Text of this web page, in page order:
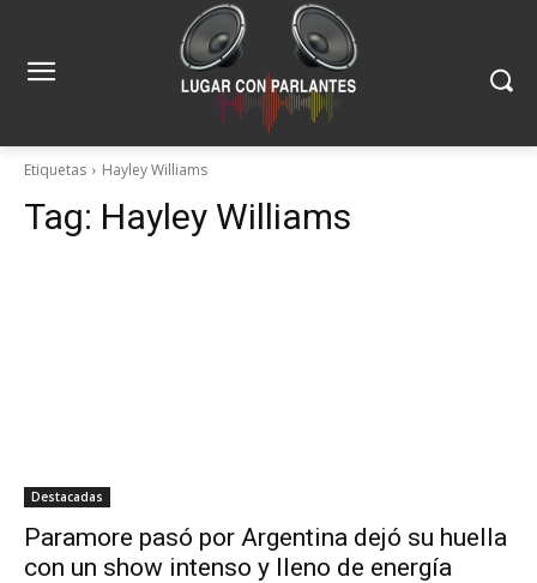
Etiquetas Hayley Williams
Tag: Hayley Williams
Destacadas
Paramore pasó por Argentina dejó su huella
con un show intenso y lleno de energía